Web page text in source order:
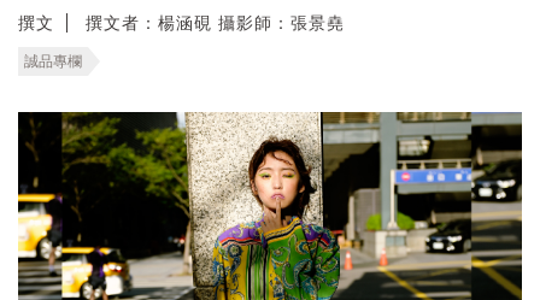
撰文 撰文者：楊涵硯 攝影師：張景堯
誠品專欄